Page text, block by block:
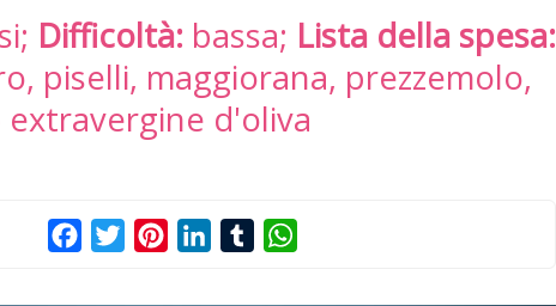
Difficoltà: bassa; Lista della spesa:
piselli, maggiorana, prezzemolo,
d'oliva
FacebookTwitterPinterestLinkedInTumblr